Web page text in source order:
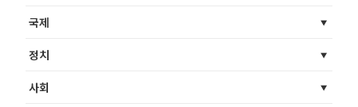
국제
정치
사회